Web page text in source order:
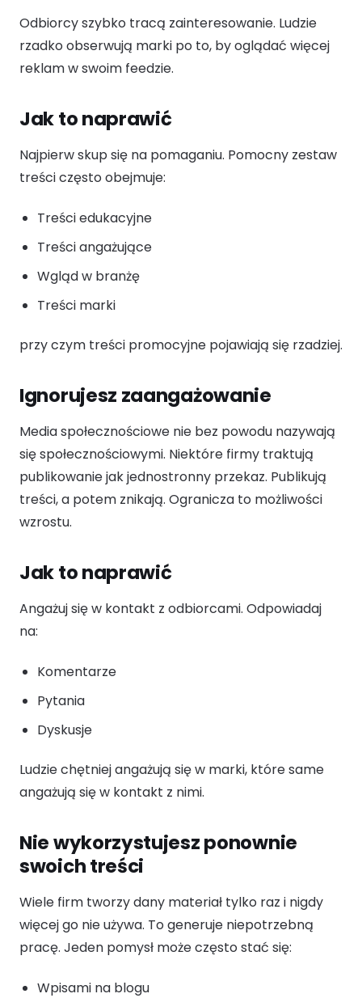
Odbiorcy szybko tracą zainteresowanie. Ludzie
rzadko obserwują marki po to, by oglądać więcej
reklam w swoim feedzie.
Jak to naprawić
Najpierw skup się na pomaganiu. Pomocny zestaw
treści często obejmuje:
Treści edukacyjne
Treści angażujące
Wgląd w branżę
Treści marki
przy czym treści promocyjne pojawiają się rzadziej.
Ignorujesz zaangażowanie
Media społecznościowe nie bez powodu nazywają
się społecznościowymi. Niektóre firmy traktują
publikowanie jak jednostronny przekaz. Publikują
treści, a potem znikają. Ogranicza to możliwości
wzrostu.
Jak to naprawić
Angażuj się w kontakt z odbiorcami. Odpowiadaj
na:
Komentarze
Pytania
Dyskusje
Ludzie chętniej angażują się w marki, które same
angażują się w kontakt z nimi.
Nie wykorzystujesz ponownie
swoich treści
Wiele firm tworzy dany materiał tylko raz i nigdy
więcej go nie używa. To generuje niepotrzebną
pracę. Jeden pomysł może często stać się:
Wpisami na blogu